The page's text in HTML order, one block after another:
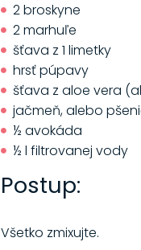
2 broskyne
2 marhuľe
šťava z 1 limetky
hrsť púpavy
šťava z aloe vera
jačmeň, alebo
½ avokáda
½ l filtrovanej vody
Postup:
Všetko zmixujte.